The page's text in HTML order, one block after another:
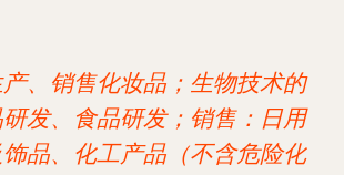
、销售化妆品；生物技术的
发、食品研发；销售：日用
品、化工产品（不含危险化